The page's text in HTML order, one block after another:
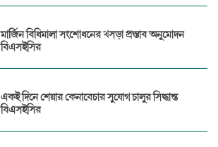
মার্জিন বিধিমালা সংশোধনের খসড়া প্রস্তাব অনুমোদন
বিএসইসির
একই দিনে শেয়ার কেনাবেচার সুযোগ চালুর সিদ্ধান্ত
বিএসইসির